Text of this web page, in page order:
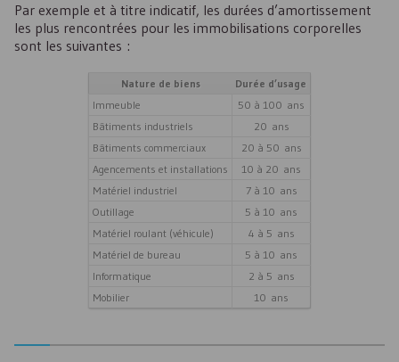
Par exemple et à titre indicatif, les durées d’amortissement
les plus rencontrées pour les immobilisations corporelles
sont les suivantes :
Nature de biens
Durée d’usage
Immeuble
50 à 100 ans
Bâtiments industriels
20 ans
Bâtiments commerciaux
20 à 50 ans
Agencements et installations
10 à 20 ans
Matériel industriel
7 à 10 ans
Outillage
5 à 10 ans
Matériel roulant (véhicule)
4 à 5 ans
Matériel de bureau
5 à 10 ans
Informatique
2 à 5 ans
Mobilier
10 ans